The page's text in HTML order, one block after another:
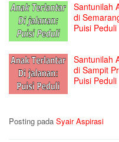
Santunilah
di
Puisi Peduli
Santunilah
di Sampit
Puisi Peduli
Posting pada Syair Aspirasi